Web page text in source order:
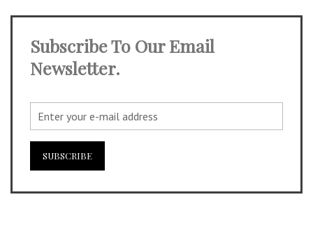
Subscribe To Our Email
Newsletter.